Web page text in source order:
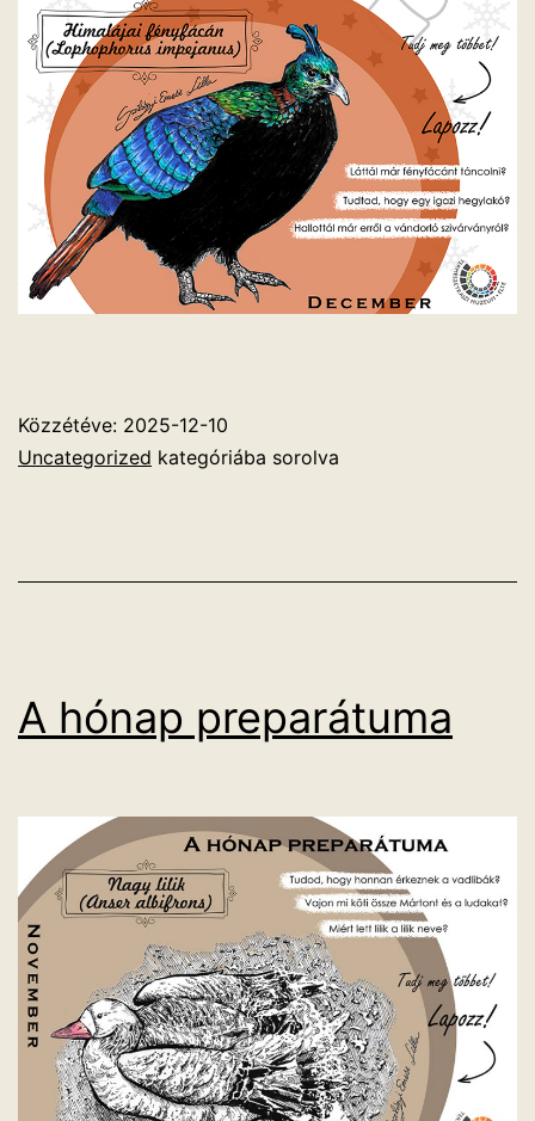
Közzétéve: 2025-12-10
Uncategorized kategóriába sorolva
A hónap preparátuma